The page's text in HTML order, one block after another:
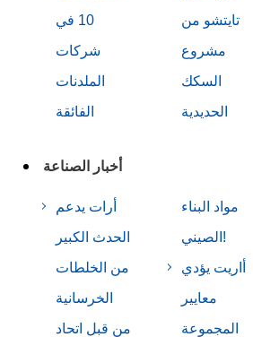
10 في
شركات
الملدنات
الفائقة
تايتشو من
مشروع
السكك
الحديدية
أخبار الصناعة
أرات يدعم
الحدث الكبير
من الخلطات
الخرسانية
من قبل اتحاد
مواد البناء
الصيني!
أاريت يؤدي
معايير
المجموعة
المتقدمة